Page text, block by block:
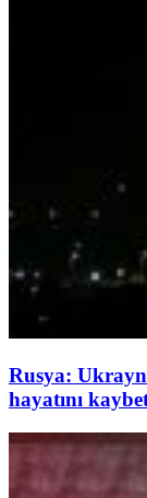
Rusya:
hayatını